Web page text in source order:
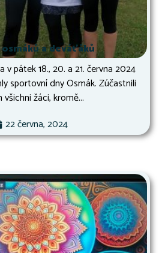
osmáků a deváťáků
pátek 18., 20. a 21. června 2024
sportovní dny Osmák. Zúčastnili
všichni žáci, kromě...
22 června, 2024